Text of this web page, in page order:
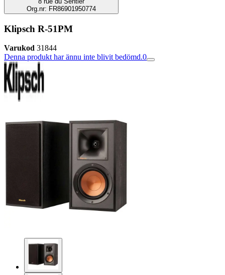
Org.nr: FR86901950774
Klipsch R-51PM
Varukod 31844
Denna produkt har ännu inte blivit bedömd.0